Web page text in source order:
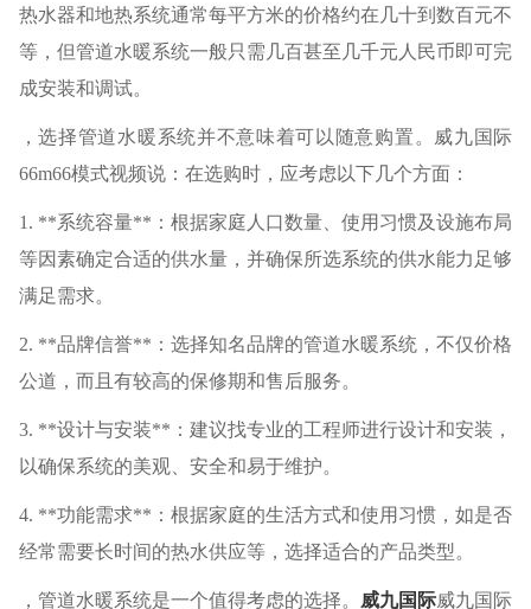
热水器和地热系统通常每平方米的价格约在几十到数百元不
等，但管道水暖系统一般只需几百甚至几千元人民币即可完
成安装和调试。
，选择管道水暖系统并不意味着可以随意购置。威九国际
66m66模式视频说：在选购时，应考虑以下几个方面：
1. **系统容量**：根据家庭人口数量、使用习惯及设施布局
等因素确定合适的供水量，并确保所选系统的供水能力足够
满足需求。
2. **品牌信誉**：选择知名品牌的管道水暖系统，不仅价格
公道，而且有较高的保修期和售后服务。
3. **设计与安装**：建议找专业的工程师进行设计和安装，
以确保系统的美观、安全和易于维护。
4. **功能需求**：根据家庭的生活方式和使用习惯，如是否
经常需要长时间的热水供应等，选择适合的产品类型。
，管道水暖系统是一个值得考虑的选择。 威九国际威九国际